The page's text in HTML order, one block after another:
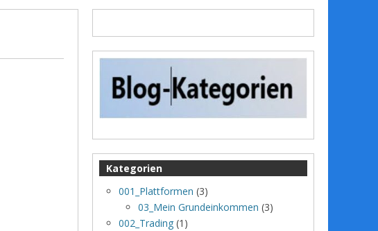
Kategorien
001_Plattformen (3)
03_Mein Grundeinkommen (3)
002_Trading (1)